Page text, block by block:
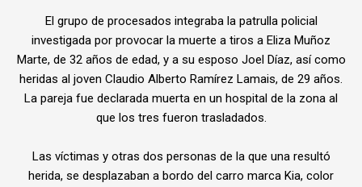
El grupo de procesados integraba la patrulla policial
investigada por provocar la muerte a tiros a Eliza Muñoz
Marte, de 32 años de edad, y a su esposo Joel Díaz, así como
heridas al joven Claudio Alberto Ramírez Lamais, de 29 años.
La pareja fue declarada muerta en un hospital de la zona al
que los tres fueron trasladados.
Las víctimas y otras dos personas de la que una resultó
herida, se desplazaban a bordo del carro marca Kia, color